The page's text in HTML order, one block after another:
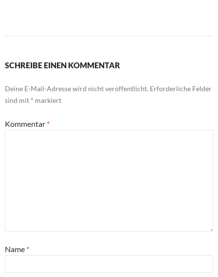
SCHREIBE EINEN KOMMENTAR
Deine E-Mail-Adresse wird nicht veröffentlicht. Erforderliche Felder
sind mit * markiert
Kommentar *
Name *